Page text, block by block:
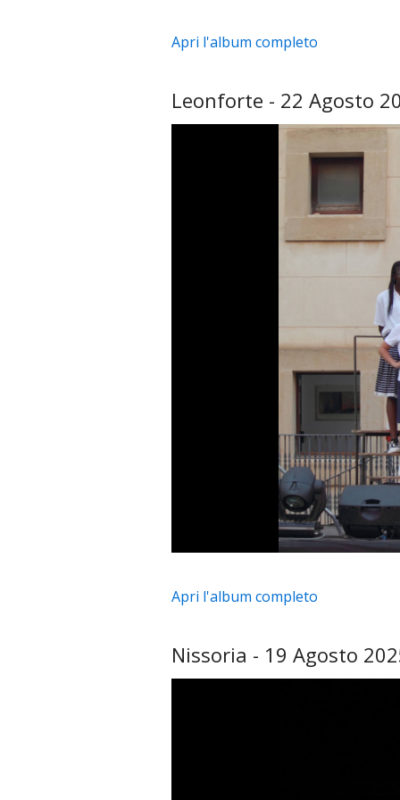
Apri l'album completo
Leonforte - 22 Agosto
Apri l'album completo
Nissoria - 19 Agosto